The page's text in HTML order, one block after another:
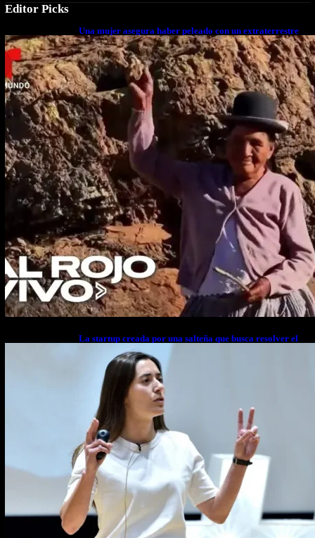
Editor Picks
Una mujer asegura haber peleado con un extraterrestre
cuerpo a cuerpo
La startup creada por una salteña que busca resolver el
estrés financiero en Latinoamérica